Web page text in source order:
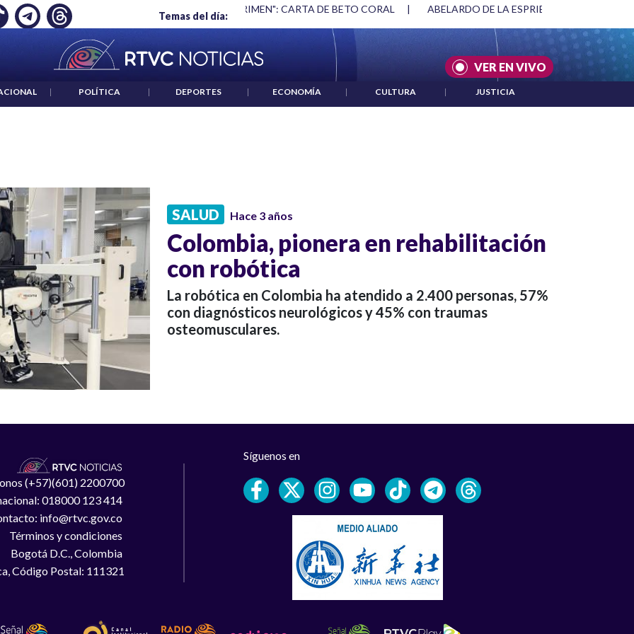
Temas del día:
EMPLEO: JP MORGAN "HABLAR NO ES UN CRIMEN": CARTA DE BETO CORAL | ABELARDO DE LA ESPRIELLA Y DMG
VER EN VIVO
| POLÍTICA | DEPORTES | ECONOMÍA | CULTURA | JUSTICIA
SALUD Hace 3 años
Colombia, pionera en rehabilitación
con robótica
La robótica en Colombia ha atendido a 2.400 personas, 57%
con diagnósticos neurológicos y 45% con traumas
osteomusculares.
(+57)(601) 2200700
018000 123 414
info@rtvc.gov.co
Términos y condiciones
Bogotá D.C., Colombia
Código Postal: 111321
Síguenos en